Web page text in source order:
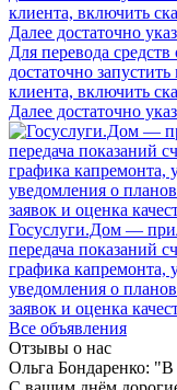
Для перевода
достаточно
клиента, включить
Далее достаточно
Госуслуги.Дом —
передача показаний
графика капремонта,
уведомления о
заявок и оценка
Все объявления
Отзывы о нас
Ольга Бондаренко: